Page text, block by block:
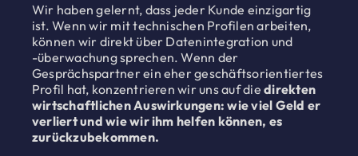
Wir haben gelernt, dass jeder Kunde einzigartig
ist. Wenn wir mit technischen Profilen arbeiten,
können wir direkt über Datenintegration und
-überwachung sprechen. Wenn der
Gesprächspartner ein eher geschäftsorientiertes
Profil hat, konzentrieren wir uns auf diedirekten
wirtschaftlichen Auswirkungen: wie viel Geld er
verliert und wie wir ihm helfen können, es
zurückzubekommen.